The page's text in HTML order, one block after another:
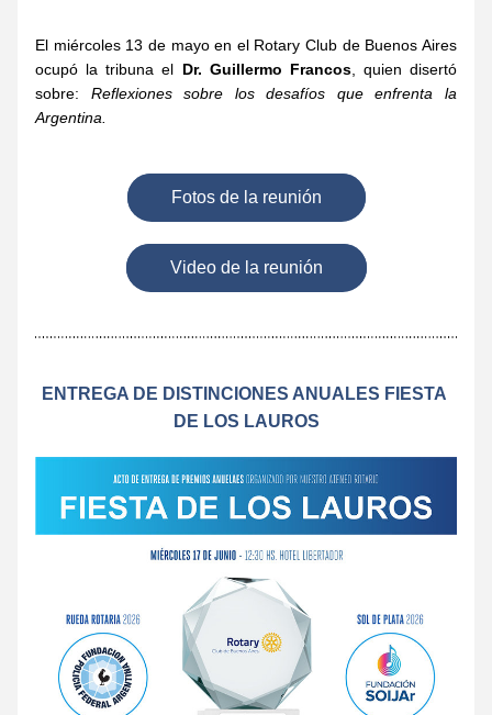
El miércoles 13 de mayo en el Rotary Club de Buenos Aires
ocupó la tribuna el Dr. Guillermo Francos, quien disertó
sobre: Reflexiones sobre los desafíos que enfrenta la
Argentina.
Fotos de la reunión
Video de la reunión
ENTREGA DE DISTINCIONES ANUALES FIESTA
DE LOS LAUROS